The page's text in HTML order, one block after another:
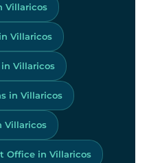
Villaricos
Villaricos
Villaricos
in Villaricos
Villaricos
Office in Villaricos